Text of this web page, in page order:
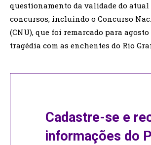
questionamento da validade do atual
concursos, incluindo o Concurso
(CNU), que foi remarcado para agosto
tragédia com as enchentes do Rio
Cadastre-se e
informações do